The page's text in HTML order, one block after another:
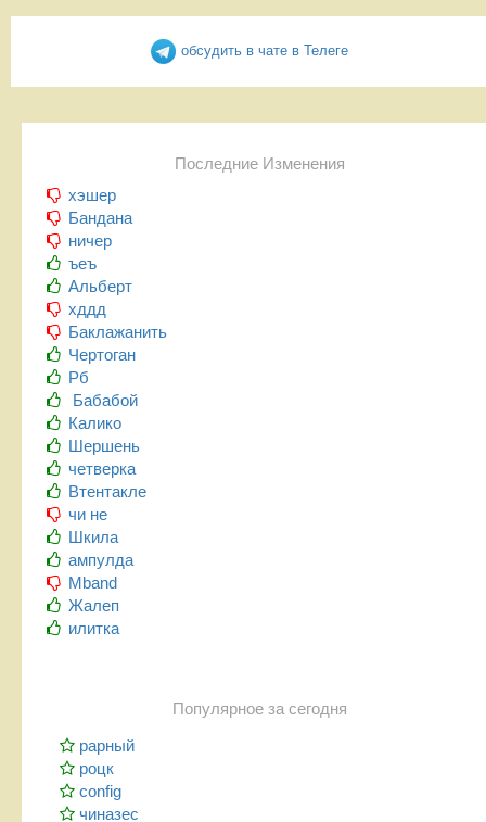
обсудить в чате в Телеге
Последние Изменения
хэшер
Бандана
ничер
ъеъ
Альберт
хддд
Баклажанить
Чертоган
Рб
Бабабой
Калико
Шершень
четверка
Втентакле
чи не
Шкила
ампулда
Mband
Жалеп
илитка
Популярное за сегодня
рарный
роцк
config
чиназес